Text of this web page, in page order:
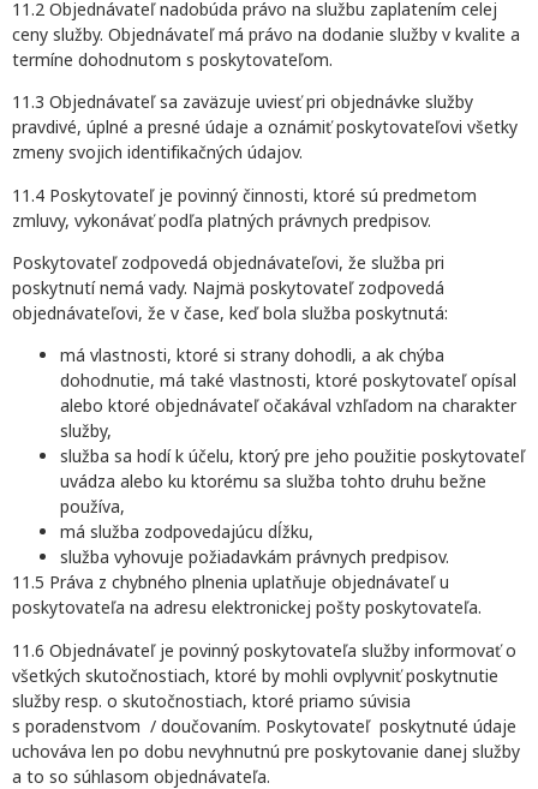
11.2 Objednávateľ nadobúda právo na službu zaplatením celej
ceny služby. Objednávateľ má právo na dodanie služby v kvalite a
termíne dohodnutom s poskytovateľom.
11.3 Objednávateľ sa zaväzuje uviesť pri objednávke služby
pravdivé, úplné a presné údaje a oznámiť poskytovateľovi všetky
zmeny svojich identifikačných údajov.
11.4 Poskytovateľ je povinný činnosti, ktoré sú predmetom
zmluvy, vykonávať podľa platných právnych predpisov.
Poskytovateľ zodpovedá objednávateľovi, že služba pri
poskytnutí nemá vady. Najmä poskytovateľ zodpovedá
objednávateľovi, že v čase, keď bola služba poskytnutá:
má vlastnosti, ktoré si strany dohodli, a ak chýba
dohodnutie, má také vlastnosti, ktoré poskytovateľ opísal
alebo ktoré objednávateľ očakával vzhľadom na charakter
služby,
služba sa hodí k účelu, ktorý pre jeho použitie poskytovateľ
uvádza alebo ku ktorému sa služba tohto druhu bežne
používa,
má služba zodpovedajúcu dĺžku,
služba vyhovuje požiadavkám právnych predpisov.
11.5 Práva z chybného plnenia uplatňuje objednávateľ u
poskytovateľa na adresu elektronickej pošty poskytovateľa.
11.6 Objednávateľ je povinný poskytovateľa služby informovať o
všetkých skutočnostiach, ktoré by mohli ovplyvniť poskytnutie
služby resp. o skutočnostiach, ktoré priamo súvisia
s poradenstvom / doučovaním. Poskytovateľ poskytnuté údaje
uchováva len po dobu nevyhnutnú pre poskytovanie danej služby
a to so súhlasom objednávateľa.